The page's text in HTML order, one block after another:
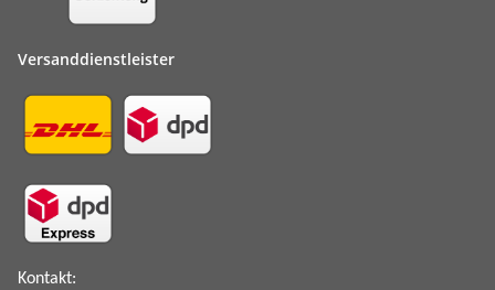
Versanddienstleister
Kontakt: